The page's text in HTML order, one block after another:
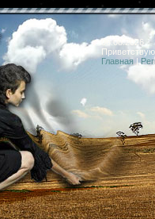
06.08.2026
Главная |